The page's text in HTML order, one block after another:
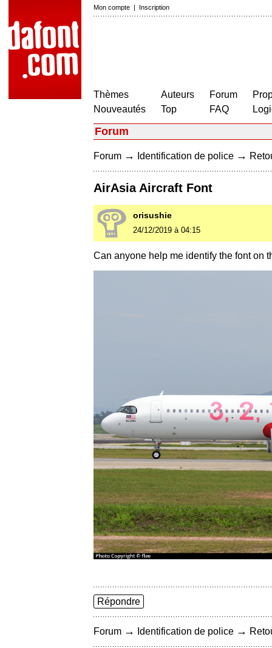
Mon compte | Inscription
Thèmes
Nouveautés
Auteurs
Top
Forum
FAQ
Forum
Forum → Identification de police →
AirAsia Aircraft Font
orisushie
24/12/2019 à 04:15
Can anyone help me identify the font on
Répondre
Forum → Identification de police →